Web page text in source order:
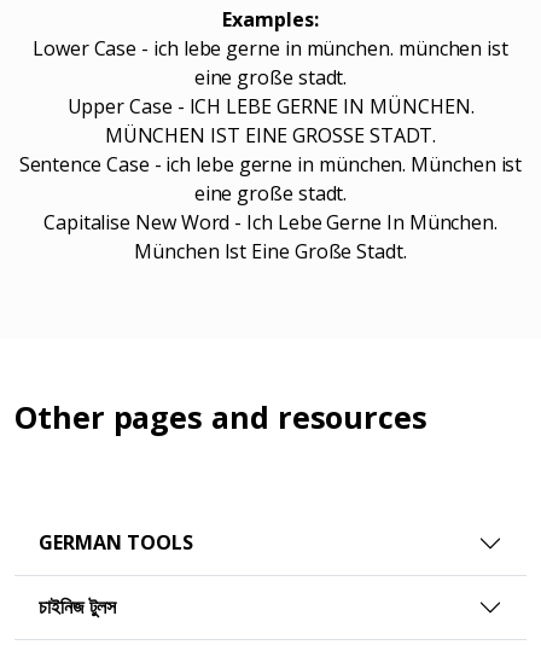
Examples:
Lower Case - ich lebe gerne in münchen. münchen ist
eine große stadt.
Upper Case - ICH LEBE GERNE IN MÜNCHEN.
MÜNCHEN IST EINE GROSSE STADT.
Sentence Case - ich lebe gerne in münchen. München ist
eine große stadt.
Capitalise New Word - Ich Lebe Gerne In München.
München Ist Eine Große Stadt.
Other pages and resources
GERMAN TOOLS
চাইনিজ টুলস